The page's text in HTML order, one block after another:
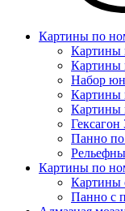
Картины по
Картины
Картины
Набор
Картины
Картины
Гексагон
Панно
Картины по
Картины
Панно с